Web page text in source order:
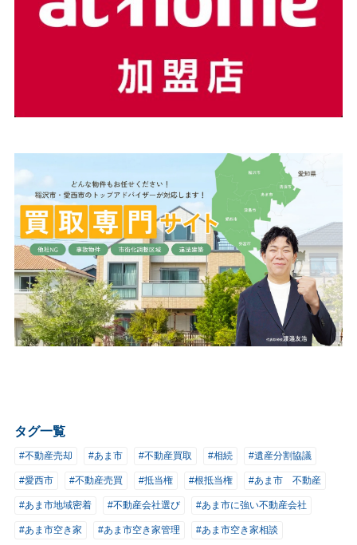
タグ一覧
#不動産売却 #あま市 #不動産買取 #相続 #遺産分割協議
#愛西市 #不動産売買 #抵当権 #根抵当権 #あま市 不動産
#あま市地域密着 #不動産会社選び #あま市に強い不動産会社
#あま市空き家 #あま市空き家管理 #あま市空き家相談